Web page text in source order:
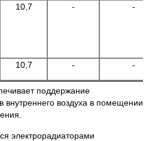
10,7 - -
10,7 - -
поддержание
воздуха в помещении
электрорадиаторами